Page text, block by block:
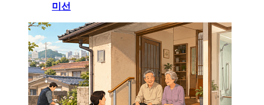
미선